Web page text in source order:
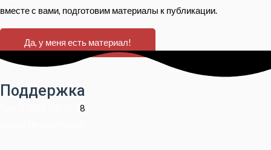
вместе с вами, подготовим материалы к публикации.
Да, у меня есть материал!
Поддержка
8